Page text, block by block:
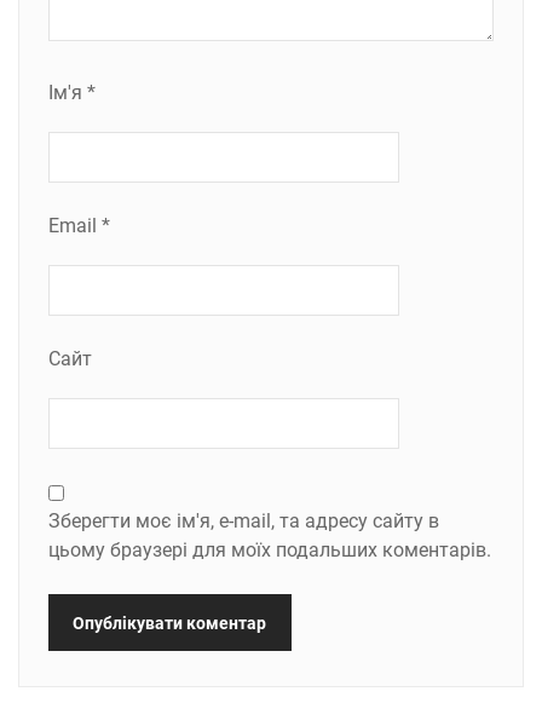
Ім'я *
Email *
Сайт
Зберегти моє ім'я, e-mail, та адресу сайту в
цьому браузері для моїх подальших коментарів.